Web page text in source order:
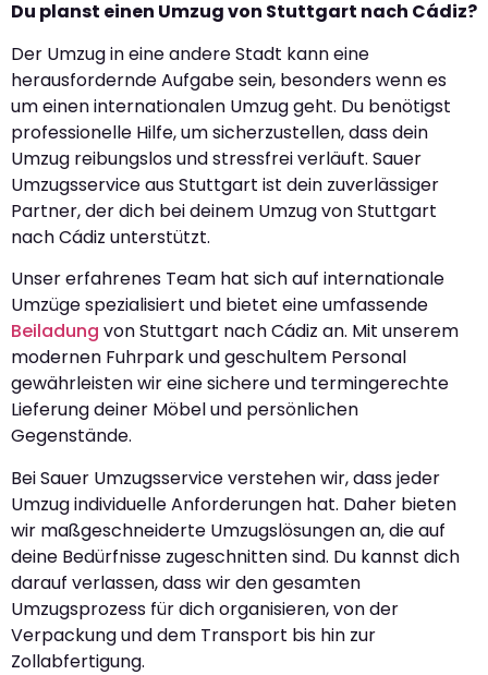
Du planst einen Umzug von Stuttgart nach Cádiz?
Der Umzug in eine andere Stadt kann eine
herausfordernde Aufgabe sein, besonders wenn es
um einen internationalen Umzug geht. Du benötigst
professionelle Hilfe, um sicherzustellen, dass dein
Umzug reibungslos und stressfrei verläuft. Sauer
Umzugsservice aus Stuttgart ist dein zuverlässiger
Partner, der dich bei deinem Umzug von Stuttgart
nach Cádiz unterstützt.
Unser erfahrenes Team hat sich auf internationale
Umzüge spezialisiert und bietet eine umfassende
Beiladung von Stuttgart nach Cádiz an. Mit unserem
modernen Fuhrpark und geschultem Personal
gewährleisten wir eine sichere und termingerechte
Lieferung deiner Möbel und persönlichen
Gegenstände.
Bei Sauer Umzugsservice verstehen wir, dass jeder
Umzug individuelle Anforderungen hat. Daher bieten
wir maßgeschneiderte Umzugslösungen an, die auf
deine Bedürfnisse zugeschnitten sind. Du kannst dich
darauf verlassen, dass wir den gesamten
Umzugsprozess für dich organisieren, von der
Verpackung und dem Transport bis hin zur
Zollabfertigung.